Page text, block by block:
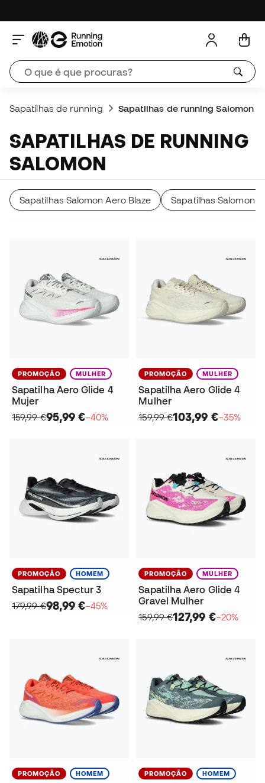
Sapatilhas de running Sapatilhas de running Salomon
SAPATILHAS DE RUNNING
SALOMON
Sapatilhas Salomon Aero Blaze Sapatilhas Salomon
PROMOÇÃO MULHER
Sapatilha Aero Glide 4
Mujer
159,99 €95,99 €−40%
PROMOÇÃO MULHER
Sapatilha Aero Glide 4
Mulher
159,99 €103,99 €−35%
PROMOÇÃO HOMEM
Sapatilha Spectur 3
179,99 €98,99 €−45%
PROMOÇÃO MULHER
Sapatilha Aero Glide 4
Gravel Mulher
159,99 €127,99 €−20%
PROMOÇÃO HOMEM PROMOÇÃO HOMEM